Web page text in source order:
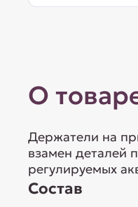
О
Держатели на
взамен деталей
регулируемых
Состав